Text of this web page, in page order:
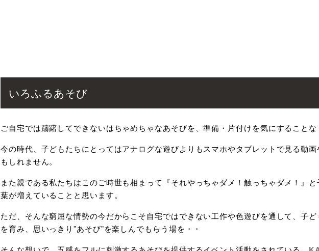
いろふるあそび
ご自宅では躊躇してできないはちゃめちゃなあそびを、準備・片付けを気にすること
今の時代、子どもたちにとってはアナログな遊びよりもスマホやタブレットで見る動
もしれません。
また親である私たちはこのご時世も相まって『それやっちゃダメ！触っちゃダメ！』
葉が増えていることと思います。
ただ、そんな窮屈な情勢の今だからこそ自宅ではできない工作や色遊びを通して、子
を育み、思いっきり”あそび”を楽しんでもらう場を・・